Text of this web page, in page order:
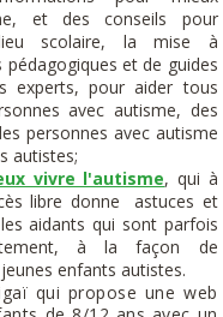
et des conseils pour
scolaire, la mise à
et de guides
experts, pour aider tous
avec autisme, des
personnes avec autisme
autistes;
vivre l'autisme, qui à
libre donne astuces et
aidants qui sont parfois
à la façon de
enfants autistes.
qui propose une web